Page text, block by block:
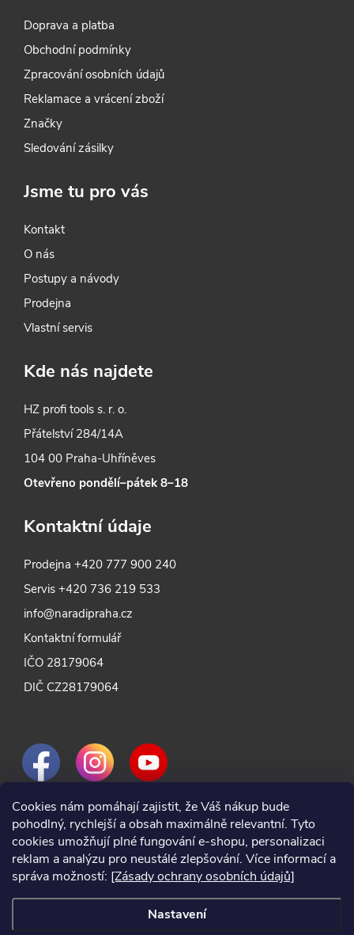
Cookies nám pomáhají zajistit, že Váš nákup bude
pohodlný, rychlejší a obsah maximálně relevantní. Tyto
cookies umožňují plné fungování e-shopu, personalizaci
reklam a analýzu pro neustálé zlepšování. Více informací a
správa možností: [Zásady ochrany osobních údajů]
Nastavení
Doprava a platba
Obchodní podmínky
Zpracování osobních údajů
Reklamace a vrácení zboží
Značky
Sledování zásilky
Jsme tu pro vás
Kontakt
O nás
Postupy a návody
Prodejna
Vlastní servis
Kde nás najdete
HZ profi tools s. r. o.
Přátelství 284/14A
104 00 Praha-Uhříněves
Otevřeno pondělí–pátek 8–18
Kontaktní údaje
Prodejna+420 777 900 240
Servis+420 736 219 533
info@naradipraha.cz
Kontaktní formulář
IČO 28179064
DIČ CZ28179064